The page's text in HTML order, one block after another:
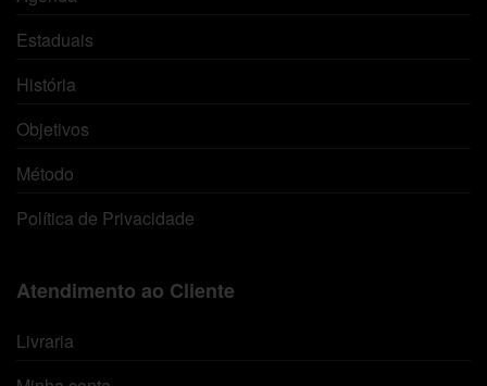
Estaduais
História
Objetivos
Método
Política de Privacidade
Atendimento ao Cliente
Livraria